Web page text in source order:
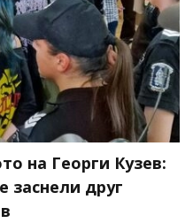
на Георги Кузев:
заснели друг